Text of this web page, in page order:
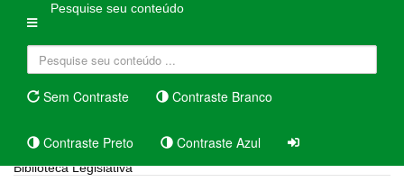
Pesquise seu conteúdo
Sem Contraste Contraste Branco
Contraste Preto Contraste Azul
Biblioteca Legislativa